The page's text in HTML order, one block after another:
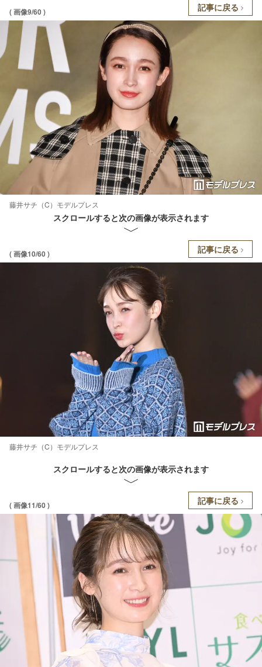
( 画像9/60 ) 記事に戻る
藤井サチ（C）モデルプレス
スクロールすると次の画像が表示されます
( 画像10/60 ) 記事に戻る
藤井サチ（C）モデルプレス
スクロールすると次の画像が表示されます
( 画像11/60 ) 記事に戻る